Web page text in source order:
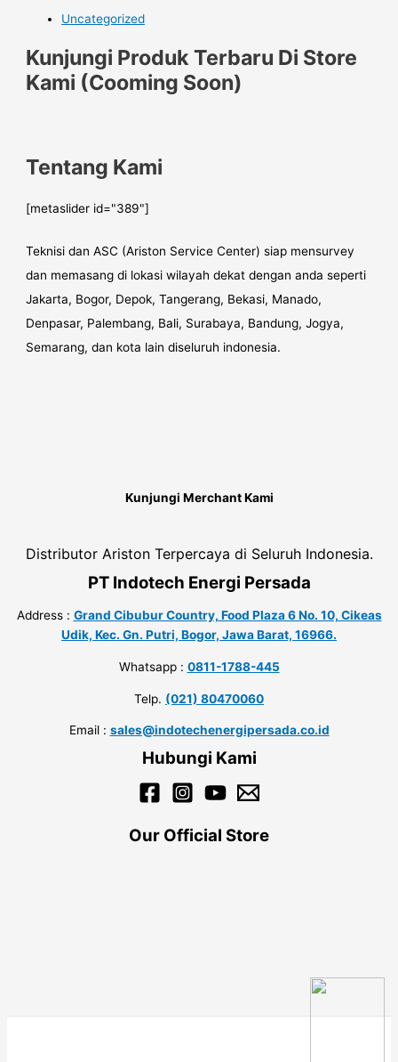
Uncategorized
Kunjungi Produk Terbaru Di Store
Kami (Cooming Soon)
Tentang Kami
[metaslider id="389"]
Teknisi dan ASC (Ariston Service Center) siap mensurvey
dan memasang di lokasi wilayah dekat dengan anda seperti
Jakarta, Bogor, Depok, Tangerang, Bekasi, Manado,
Denpasar, Palembang, Bali, Surabaya, Bandung, Jogya,
Semarang, dan kota lain diseluruh indonesia.
Kunjungi Merchant Kami
Distributor Ariston Terpercaya di Seluruh Indonesia.
PT Indotech Energi Persada
Address : Grand Cibubur Country, Food Plaza 6 No. 10, Cikeas
Udik, Kec. Gn. Putri, Bogor, Jawa Barat, 16966.
Whatsapp : 0811-1788-445
Telp. (021) 80470060
Email : sales@indotechenergipersada.co.id
Hubungi Kami
Our Official Store